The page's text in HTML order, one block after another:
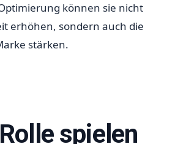
können sie nicht
erhöhen, sondern auch die
stärken.
spielen